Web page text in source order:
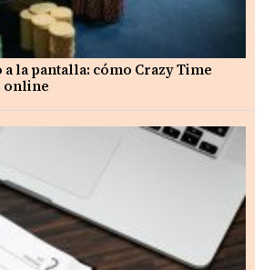
la pantalla: cómo Crazy Time
online